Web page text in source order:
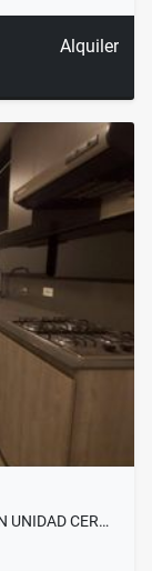
Alquiler
UNIDAD CER…